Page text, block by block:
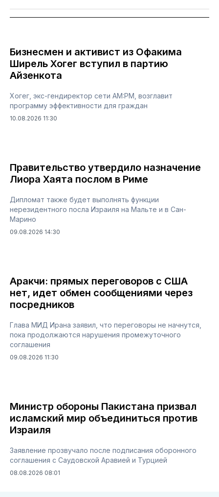
Бизнесмен и активист из Офакима
Ширель Хогег вступил в партию
Айзенкота
Хогег, экс-гендиректор сети AM:PM, возглавит
программу эффективности для граждан
10.08.2026 11:30
Правительство утвердило назначение
Лиора Хаята послом в Риме
Дипломат также будет выполнять функции
нерезидентного посла Израиля на Мальте и в Сан-
Марино
09.08.2026 14:30
Аракчи: прямых переговоров с США
нет, идет обмен сообщениями через
посредников
Глава МИД Ирана заявил, что переговоры не начнутся,
пока продолжаются нарушения промежуточного
соглашения
09.08.2026 11:30
Министр обороны Пакистана призвал
исламский мир объединиться против
Израиля
Заявление прозвучало после подписания оборонного
соглашения с Саудовской Аравией и Турцией
08.08.2026 08:01